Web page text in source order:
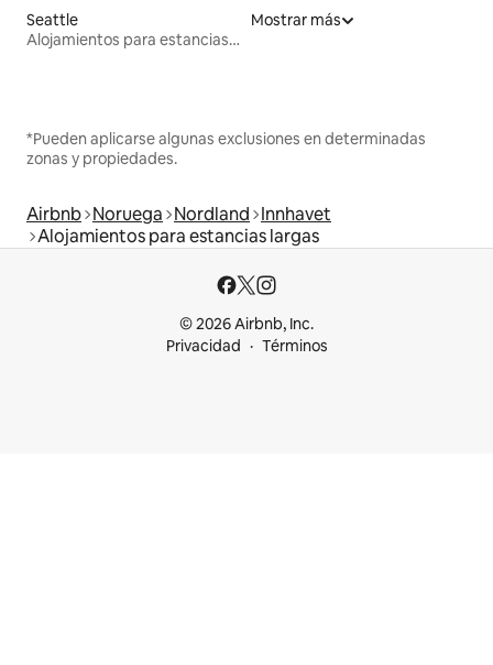
Seattle
Alojamientos para estancias largas
Mostrar más
*Pueden aplicarse algunas exclusiones en determinadas
zonas y propiedades.
Airbnb Noruega Nordland Innhavet
Alojamientos para estancias largas
© 2026 Airbnb, Inc.
Privacidad
Términos